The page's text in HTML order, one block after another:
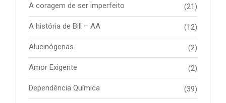
A coragem de ser imperfeito (21)
A história de Bill – AA (12)
Alucinógenas (2)
Amor Exigente (2)
Dependência Química (39)